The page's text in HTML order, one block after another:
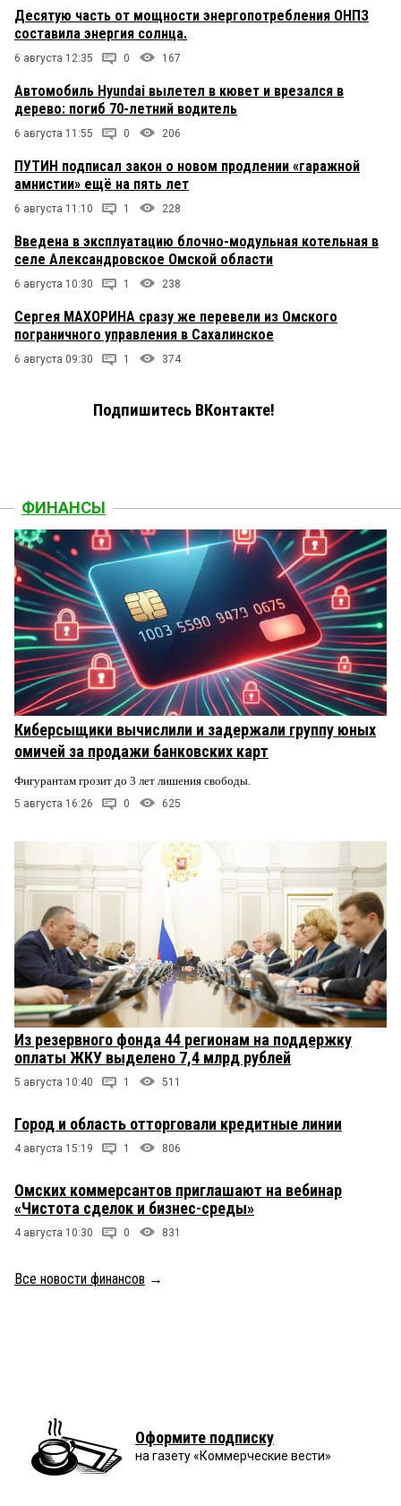
Десятую часть от мощности энергопотребления ОНПЗ
составила энергия солнца.
6 августа 12:35 0 167
Автомобиль Hyundai вылетел в кювет и врезался в
дерево: погиб 70-летний водитель
6 августа 11:55 0 206
ПУТИН подписал закон о новом продлении «гаражной
амнистии» ещё на пять лет
6 августа 11:10 1 228
Введена в эксплуатацию блочно-модульная котельная в
селе Александровское Омской области
6 августа 10:30 1 238
Сергея МАХОРИНА сразу же перевели из Омского
пограничного управления в Сахалинское
6 августа 09:30 1 374
Подпишитесь ВКонтакте!
ФИНАНСЫ
Киберсыщики вычислили и задержали группу юных
омичей за продажи банковских карт
Фигурантам грозит до 3 лет лишения свободы.
5 августа 16:26 0 625
Из резервного фонда 44 регионам на поддержку
оплаты ЖКУ выделено 7,4 млрд рублей
5 августа 10:40 1 511
Город и область отторговали кредитные линии
4 августа 15:19 1 806
Омских коммерсантов приглашают на вебинар
«Чистота сделок и бизнес-среды»
4 августа 10:30 0 831
Все новости финансов →
Оформите подписку
на газету «Коммерческие вести»